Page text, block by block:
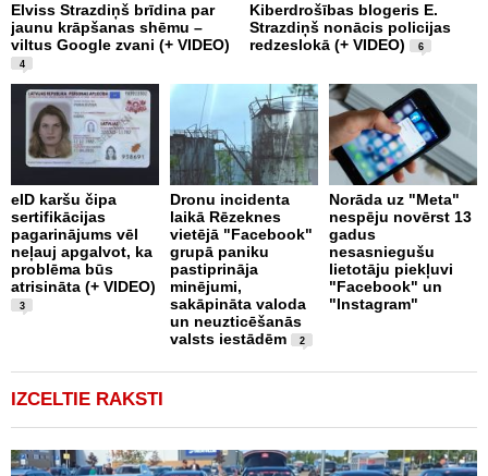
Elviss Strazdiņš brīdina par
jaunu krāpšanas shēmu –
viltus Google zvani (+ VIDEO)
4
Kiberdrošības blogeris E.
Strazdiņš nonācis policijas
redzeslokā (+ VIDEO)
6
eID karšu čipa
sertifikācijas
pagarinājums vēl
neļauj apgalvot, ka
problēma būs
atrisināta (+ VIDEO)
3
Dronu incidenta
laikā Rēzeknes
vietējā "Facebook"
grupā paniku
pastiprināja
minējumi,
sakāpināta valoda
un neuzticēšanās
valsts iestādēm
2
Norāda uz "Meta"
nespēju novērst 13
gadus
nesasniegušu
lietotāju piekļuvi
"Facebook" un
"Instagram"
IZCELTIE RAKSTI